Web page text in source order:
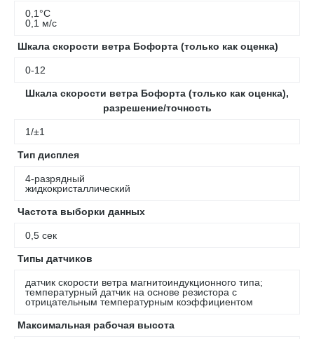
0,1°С
0,1 м/с
Шкала скорости ветра Бофорта (только как оценка)
0-12
Шкала скорости ветра Бофорта (только как оценка),
разрешение/точность
1/±1
Тип дисплея
4-разрядный
жидкокристаллический
Частота выборки данных
0,5 сек
Типы датчиков
датчик скорости ветра магнитоиндукционного типа;
температурный датчик на основе резистора с
отрицательным температурным коэффициентом
Максимальная рабочая высота